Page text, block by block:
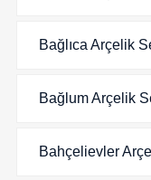
Bağlıca Arçelik
Bağlum Arçelik
Bahçelievler